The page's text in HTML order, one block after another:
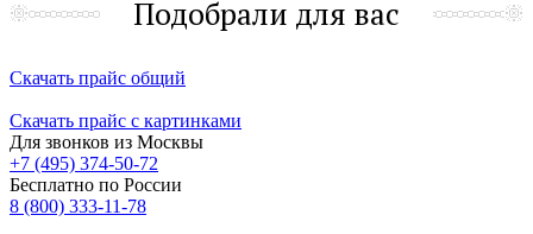
Подобрали для вас
Скачать прайс общий
Скачать прайс с картинками
Для звонков из Москвы
+7 (495) 374-50-72
Бесплатно по России
8 (800) 333-11-78